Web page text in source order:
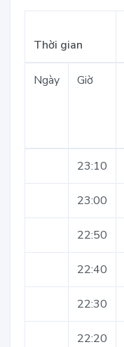
Thời gian
Ngày Giờ
23:10
23:00
22:50
22:40
22:30
22:20